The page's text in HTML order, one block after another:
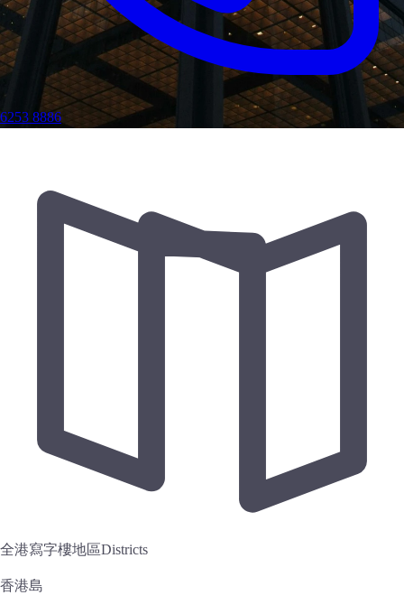
6253 8886
全港寫字樓地區Districts
香港島